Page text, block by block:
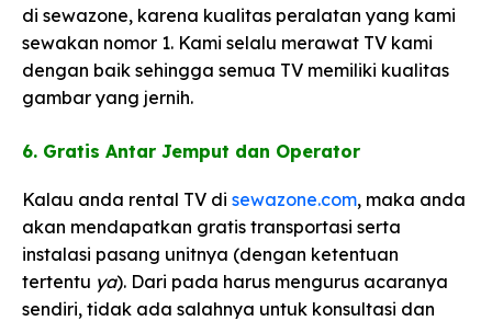
di sewazone, karena kualitas peralatan yang kami
sewakan nomor 1. Kami selalu merawat TV kami
dengan baik sehingga semua TV memiliki kualitas
gambar yang jernih.
6. Gratis Antar Jemput dan Operator​
Kalau anda rental TV di sewazone.com, maka anda
akan mendapatkan gratis transportasi serta
instalasi pasang unitnya (dengan ketentuan
tertentu ya). Dari pada harus mengurus acaranya
sendiri, tidak ada salahnya untuk konsultasi dan